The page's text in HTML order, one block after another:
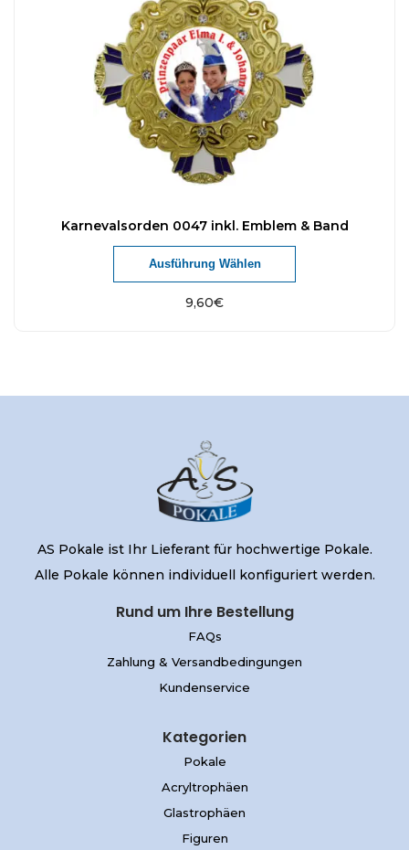
Karnevalsorden 0047 inkl. Emblem & Band
9,60€
Ausführung Wählen
AS Pokale ist Ihr Lieferant für hochwertige Pokale.
Alle Pokale können individuell konfiguriert werden.
Rund um Ihre Bestellung
FAQs
Zahlung & Versandbedingungen
Kundenservice
Kategorien
Pokale
Acryltrophäen
Glastrophäen
Figuren